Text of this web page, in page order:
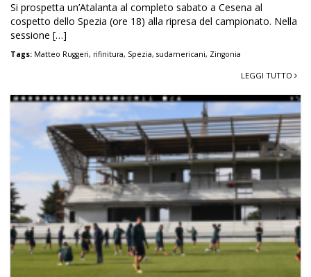
Si prospetta un’Atalanta al completo sabato a Cesena al
cospetto dello Spezia (ore 18) alla ripresa del campionato. Nella
sessione […]
Tags: Matteo Ruggeri, rifinitura, Spezia, sudamericani, Zingonia
LEGGI TUTTO